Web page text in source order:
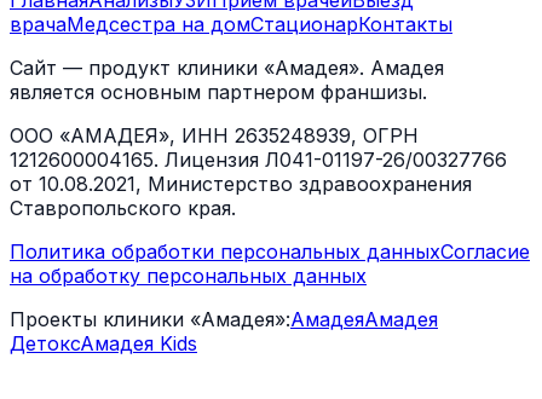
врачаМедсестра на домСтационарКонтакты
Сайт — продукт клиники «Амадея». Амадея
является основным партнером франшизы.
ООО «АМАДЕЯ», ИНН 2635248939, ОГРН
1212600004165. Лицензия Л041-01197-26/00327766
от 10.08.2021, Министерство здравоохранения
Ставропольского края.
Политика обработки персональных данныхСогласие
на обработку персональных данных
Проекты клиники «Амадея»:АмадеяАмадея
ДетоксАмадея Kids